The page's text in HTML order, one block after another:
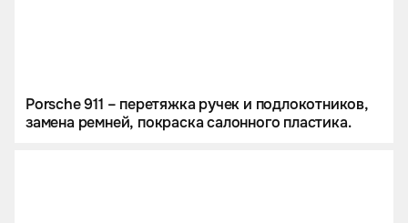
Porsche 911 – перетяжка ручек и подлокотников,
замена ремней, покраска салонного пластика.